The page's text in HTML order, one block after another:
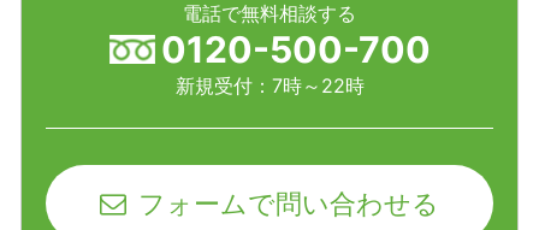
電話で無料相談する
0120-500-700
新規受付：7時～22時
フォームで問い合わせる